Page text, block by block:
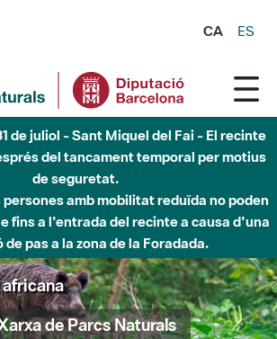
CA ES
de juliol - Sant Miquel del Fai - El recinte
del tancament temporal per motius
de seguretat.
amb mobilitat reduïda no poden
fins a l'entrada del recinte a causa d'una
pas a la zona de la Foradada.
de Parcs Naturals